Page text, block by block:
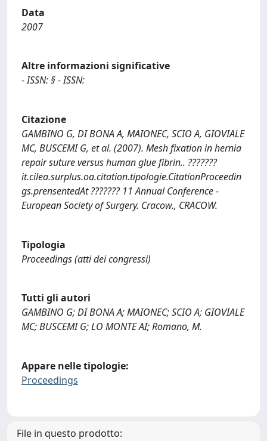
Data
2007
Altre informazioni significative
- ISSN: § - ISSN:
Citazione
GAMBINO G, DI BONA A, MAIONEC, SCIO A, GIOVIALE
MC, BUSCEMI G, et al. (2007). Mesh fixation in hernia
repair suture versus human glue fibrin.. ???????
it.cilea.surplus.oa.citation.tipologie.CitationProceedin
gs.prensentedAt ??????? 11 Annual Conference -
European Society of Surgery. Cracow., CRACOW.
Tipologia
Proceedings (atti dei congressi)
Tutti gli autori
GAMBINO G; DI BONA A; MAIONEC; SCIO A; GIOVIALE
MC; BUSCEMI G; LO MONTE AI; Romano, M.
Appare nelle tipologie:
Proceedings
File in questo prodotto: